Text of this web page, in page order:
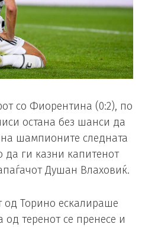
со Фиорентина (0:2), по
остана без шанси да
шампионите следната
ги казни капитенот
Душан Влаховиќ.
од Торино ескалираше
од теренот се пренесе и